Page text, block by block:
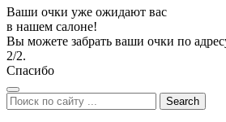
Ваши очки уже ожидают вас
в нашем салоне!
Вы можете забрать ваши очки по
2/2.
Спасибо
Search